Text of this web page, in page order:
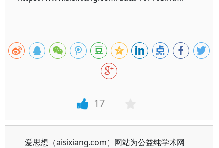
17
爱思想（aisixiang.com）网站为公益纯学术网